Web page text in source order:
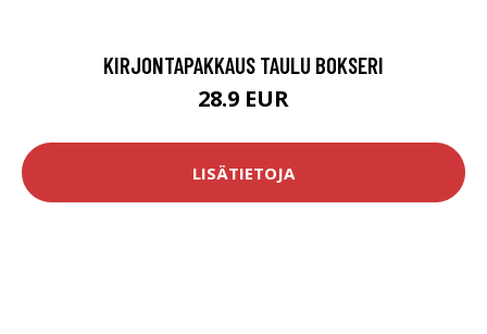
KIRJONTAPAKKAUS TAULU BOKSERI
28.9 EUR
LISÄTIETOJA